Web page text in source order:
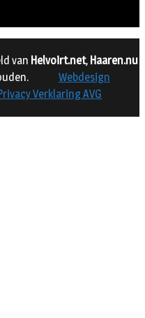
van Helvoirt.net, Haaren.nu
Webdesign
Verklaring AVG